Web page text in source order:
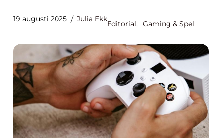
19 augusti 2025 Julia Ekk
Editorial, Gaming & Spel